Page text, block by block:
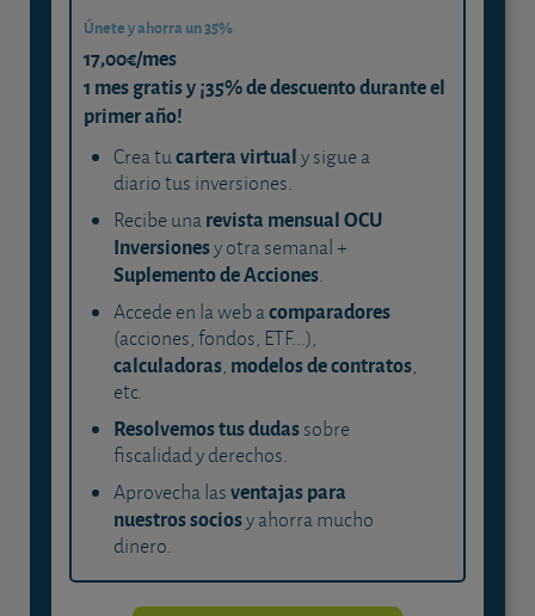
Únete y ahorra un 35%
17,00€/mes
1 mes gratis y ¡35% de descuento durante el
primer año!
Crea tucartera virtualy sigue a
diario tus inversiones.
Recibe unarevista mensual OCU
Inversionesy otra semanal +
Suplemento de Acciones.
Accede en la web acomparadores
(acciones, fondos, ETF...),
calculadoras, modelos de contratos,
etc.
Resolvemos tus dudassobre
fiscalidad y derechos.
Aprovecha lasventajas para
nuestros sociosy ahorra mucho
dinero.